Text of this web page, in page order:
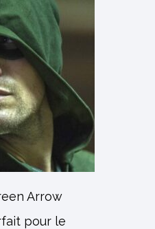
Arrow
pour le